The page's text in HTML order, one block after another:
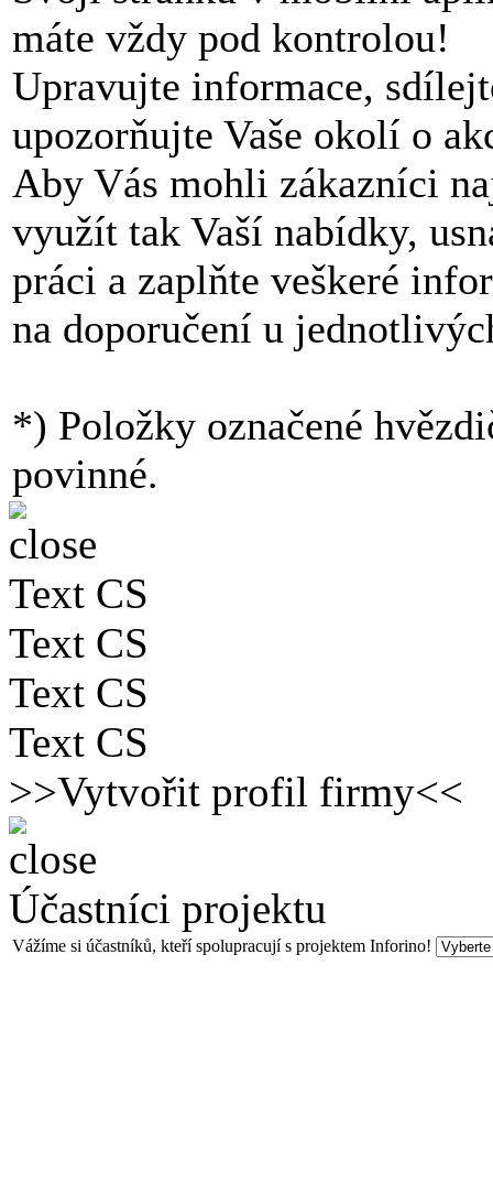
máte vždy pod kontrolou!
Upravujte informace,
upozorňujte Vaše okolí o
Aby Vás mohli zákazníci
využít tak Vaší nabídky,
práci a zaplňte veškeré
na doporučení u
*) Položky označené
povinné.
Text CS
Text CS
Text CS
Text CS
>>Vytvořit profil firmy<<
Účastníci projektu
Vážíme si účastníků, kteří spolupracují s projektem Inforino!